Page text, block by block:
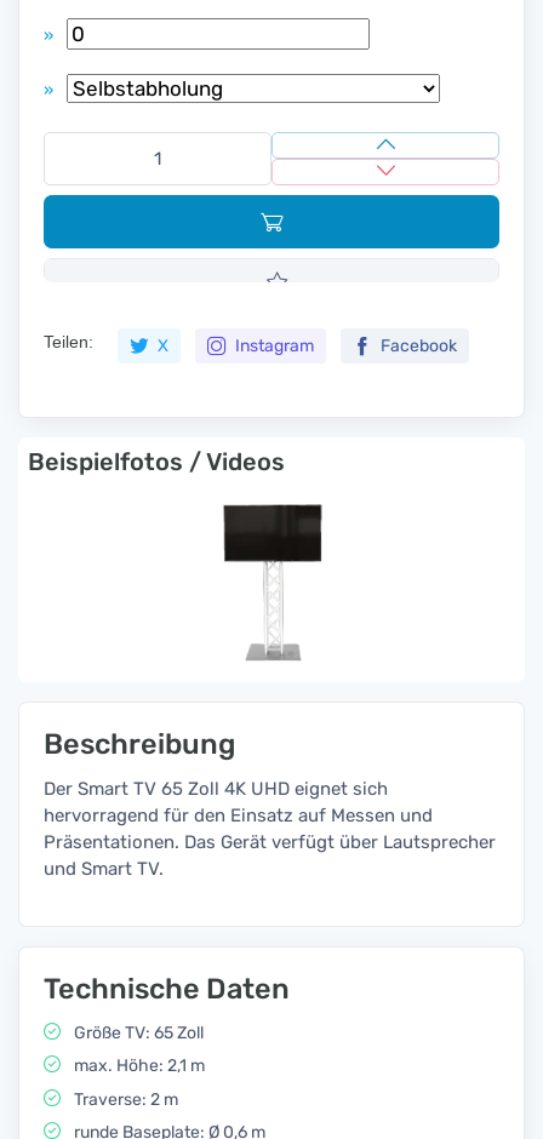
»
»
Teilen: X Instagram Facebook
Beispielfotos / Videos
Beschreibung
Der Smart TV 65 Zoll 4K UHD eignet sich
hervorragend für den Einsatz auf Messen und
Präsentationen. Das Gerät verfügt über Lautsprecher
und Smart TV.
Technische Daten
Größe TV: 65 Zoll
max. Höhe: 2,1 m
Traverse: 2 m
runde Baseplate: Ø 0,6 m